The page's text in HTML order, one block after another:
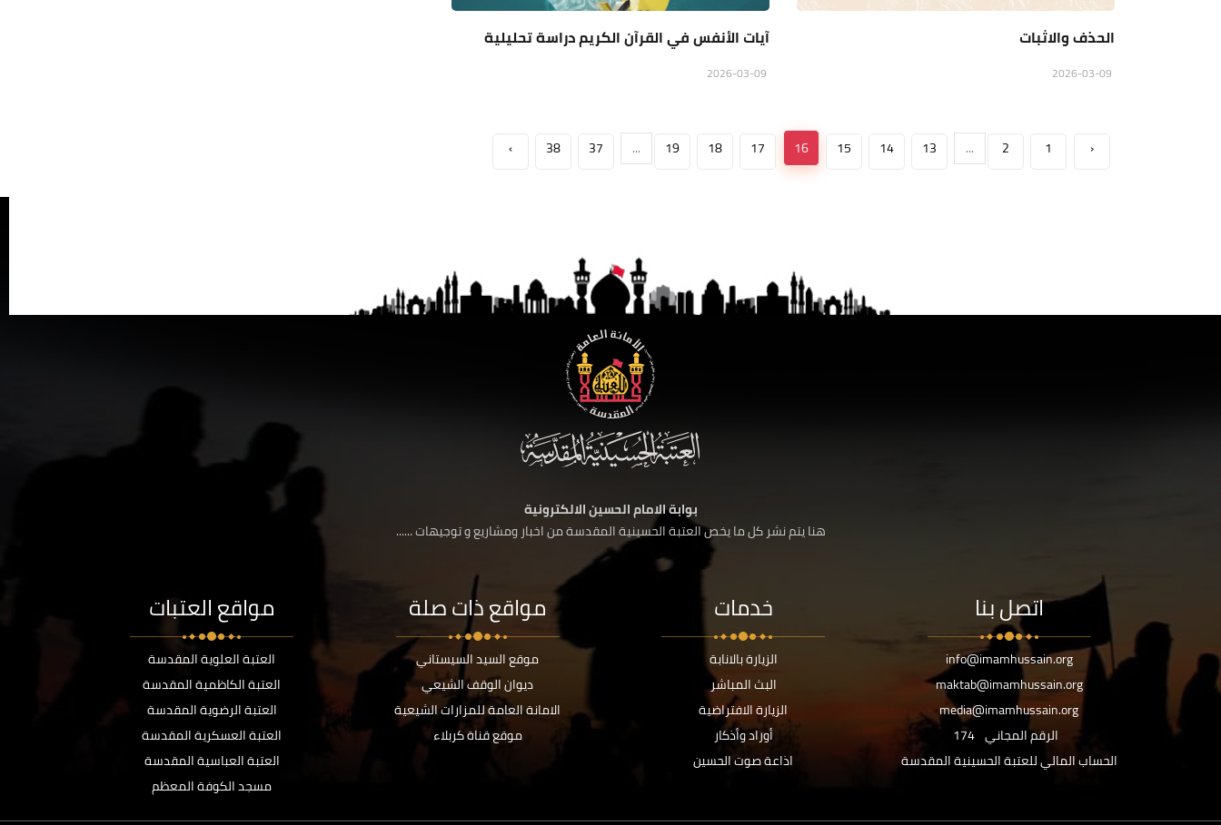
الحذف والاثبات آيات الأنفس في القرآن الكريم دراسة تحليلية
‹
1
2
...
13
14
15
16
17
18
19
...
37
38
›
بوابة الامام الحسين الالكترونية
هنا يتم نشر كل ما يخص العتبة الحسينية المقدسة من اخبار ومشاريع و توجيهات ......
اتصل بنا
info@imamhussain.org
maktab@imamhussain.org
media@imamhussain.org
الرقم المجاني 174
الحساب المالي للعتبة الحسينية المقدسة
خدمات
الزيارة بالانابة
البث المباشر
الزيارة الافتراضية
أوراد وأذكار
اذاعة صوت الحسين
مواقع ذات صلة
موقع السيد السيستاني
ديوان الوقف الشيعي
الامانة العامة للمزارات الشيعية
موقع قناة كربلاء
مواقع العتبات
العتبة العلوية المقدسة
العتبة الكاظمية المقدسة
العتبة الرضوية المقدسة
العتبة العسكرية المقدسة
العتبة العباسية المقدسة
مسجد الكوفة المعظم